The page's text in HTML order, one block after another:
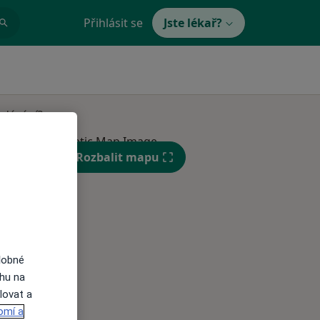
Přihlásit se Jste lékař?
Rozbalit mapu
na
a
a